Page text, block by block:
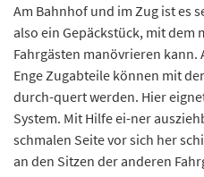
Am Bahnhof und im Zug ist es
also ein Gepäckstück, mit dem
Fahrgästen manövrieren kann.
Enge Zugabteile können mit
durch-quert werden. Hier
System. Mit Hilfe ei-ner
schmalen Seite vor sich her
an den Sitzen der anderen